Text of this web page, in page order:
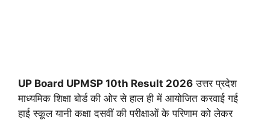
UP Board UPMSP 10th Result 2026 उत्तर प्रदेश
माध्यमिक शिक्षा बोर्ड की ओर से हाल ही में आयोजित करवाई गई
हाई स्कूल यानी कक्षा दसवीं की परीक्षाओं के परिणाम को लेकर